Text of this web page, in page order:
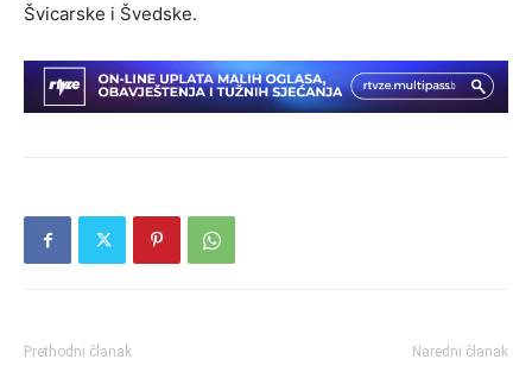
Švicarske i Švedske.
Prethodni članak Naredni članak